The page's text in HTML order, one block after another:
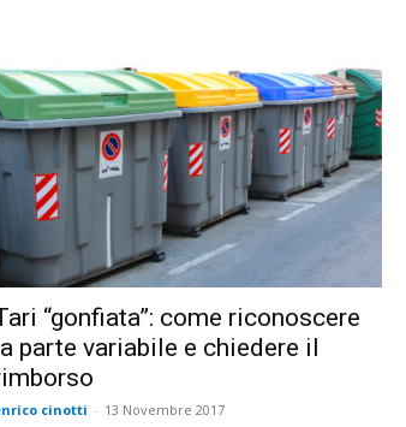
“gonfiata”: come riconoscere
parte variabile e chiedere il
cinotti - 13 Novembre 2017